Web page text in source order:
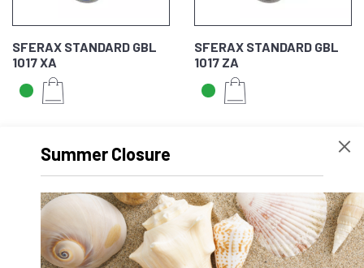
SFERAX STANDARD GBL
1017 XA
SFERAX STANDARD GBL
1017 ZA
Summer Closure